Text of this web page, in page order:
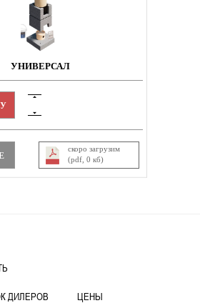
УНИВЕРСАЛ
скоро загрузим
(pdf, 0 кб)
ДИЛЕРОВ ЦЕНЫ